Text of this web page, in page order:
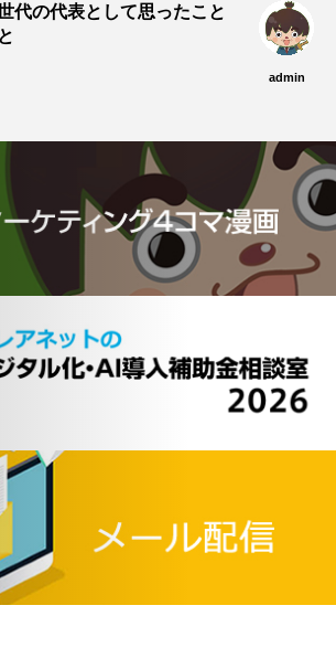
代の代表として思ったこと
admin